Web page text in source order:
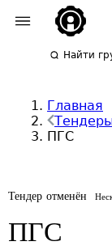
Найти
Главная
ПГС
Тендер отменён
ПГС